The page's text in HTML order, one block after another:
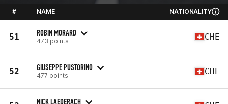
# NAME NATIONALITY
51 ROBIN MORARD
473 points CHE
52 GIUSEPPE PUSTORINO
477 points CHE
NICK LAEDERACH